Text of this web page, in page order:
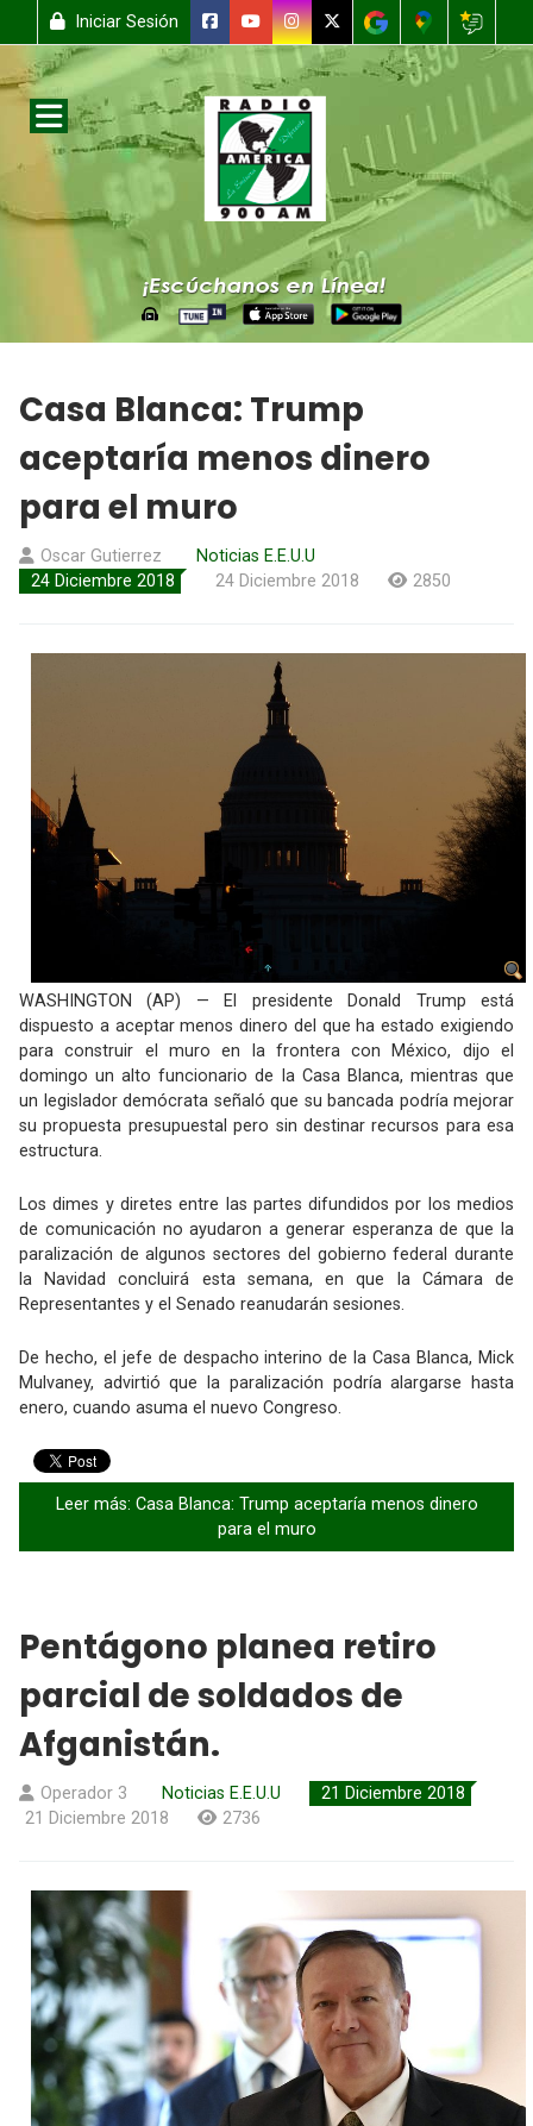
Iniciar Sesión
Casa Blanca: Trump
aceptaría menos dinero
para el muro
Oscar Gutierrez
Noticias E.E.U.U
24 Diciembre 2018
24 Diciembre 2018 2850
WASHINGTON (AP) — El presidente Donald Trump está
dispuesto a aceptar menos dinero del que ha estado exigiendo
para construir el muro en la frontera con México, dijo el
domingo un alto funcionario de la Casa Blanca, mientras que
un legislador demócrata señaló que su bancada podría mejorar
su propuesta presupuestal pero sin destinar recursos para esa
estructura.
Los dimes y diretes entre las partes difundidos por los medios
de comunicación no ayudaron a generar esperanza de que la
paralización de algunos sectores del gobierno federal durante
la Navidad concluirá esta semana, en que la Cámara de
Representantes y el Senado reanudarán sesiones.
De hecho, el jefe de despacho interino de la Casa Blanca, Mick
Mulvaney, advirtió que la paralización podría alargarse hasta
enero, cuando asuma el nuevo Congreso.
Leer más: Casa Blanca: Trump aceptaría menos dinero
para el muro
Pentágono planea retiro
parcial de soldados de
Afganistán.
Operador 3 Noticias E.E.U.U
21 Diciembre 2018
21 Diciembre 2018
2736